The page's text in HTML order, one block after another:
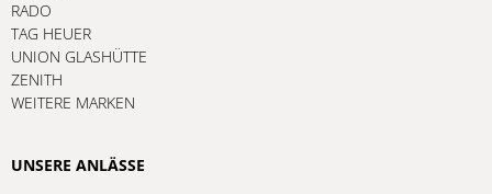
RADO
TAG HEUER
UNION GLASHÜTTE
ZENITH
WEITERE MARKEN
UNSERE ANLÄSSE